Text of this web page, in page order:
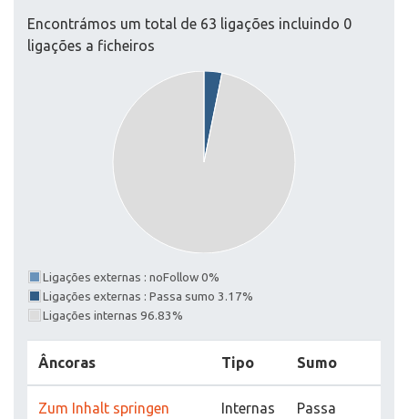
Encontrámos um total de 63 ligações incluindo 0
ligações a ficheiros
Ligações externas : noFollow 0%
Ligações externas : Passa sumo 3.17%
Ligações internas 96.83%
Âncoras Tipo Sumo
Zum Inhalt springen Internas
Passa